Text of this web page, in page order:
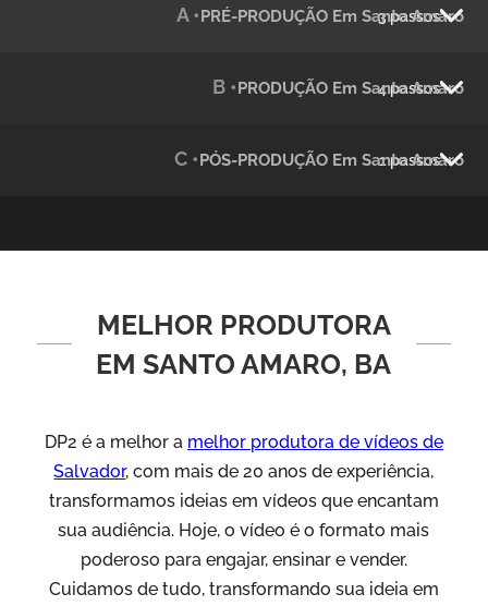
Julândia
Green Process
Vídeos de Produtos e Serviços
A •PRÉ-PRODUÇÃO Em Santo Amaro
3 passos
B •PRODUÇÃO Em Santo Amaro
4 passos
C •PÓS-PRODUÇÃO Em Santo Amaro
1 passos
MELHOR PRODUTORA
EM SANTO AMARO, BA
DP2 é a melhor a melhor produtora de vídeos de
Salvador, com mais de 20 anos de experiência,
transformamos ideias em vídeos que encantam
sua audiência. Hoje, o vídeo é o formato mais
poderoso para engajar, ensinar e vender.
Cuidamos de tudo, transformando sua ideia em